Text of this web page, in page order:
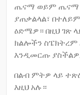
ጤናማ ወይም ጤናማ
ያጠቃልላል፣
ዕድሜዎ። በዚህ ገጽ
ክልሎችን ስፔክትረም
እንዲመርጡ
በልብ ምትዎ ላይ
እዚህ አሉ።